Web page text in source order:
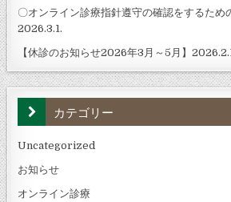
〇オンライン診療指針遵守の確認をするため
2026.3.1.
【休診のお知らせ2026年3月～5月】
カテゴリー
Uncategorized
お知らせ
オンライン診療